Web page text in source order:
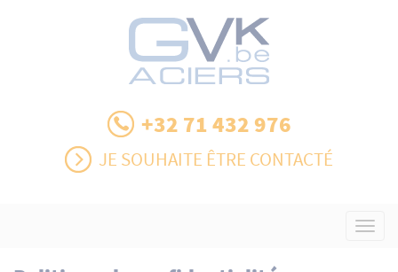
+32 71 432 976
JE SOUHAITE ÊTRE CONTACTÉ